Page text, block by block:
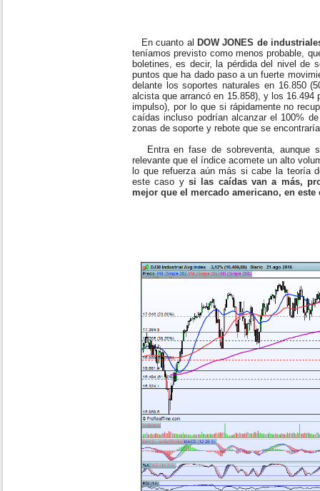
En cuanto al DOW JONES de
teníamos previsto como menos probable,
boletines, es decir, la pérdida del nivel de
puntos que ha dado paso a un fuerte
delante los soportes naturales en 16.850
alcista que arrancó en 15.858), y los
impulso), por lo que si rápidamente no
caídas incluso podrían alcanzar el 100%
zonas de soporte y rebote que se
Entra en fase de sobreventa, aunque
relevante que el índice acomete un alto
lo que refuerza aún más si cabe la teoría
este caso y si las caídas van a más,
mejor que el mercado americano, en este